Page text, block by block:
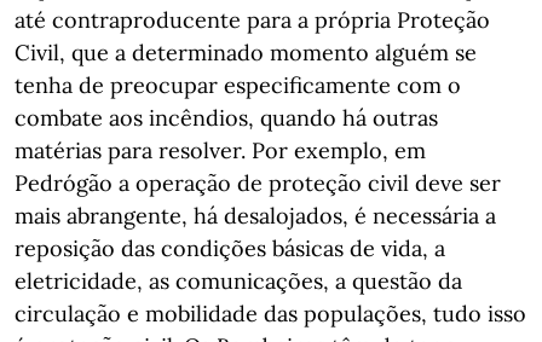
até contraproducente para a própria Proteção
Civil, que a determinado momento alguém se
tenha de preocupar especificamente com o
combate aos incêndios, quando há outras
matérias para resolver. Por exemplo, em
Pedrógão a operação de proteção civil deve ser
mais abrangente, há desalojados, é necessária a
reposição das condições básicas de vida, a
eletricidade, as comunicações, a questão da
circulação e mobilidade das populações, tudo isso